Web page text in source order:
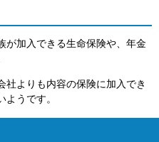
が加入できる生命保険や、年金
社よりも内容の保険に加入でき
ようです。